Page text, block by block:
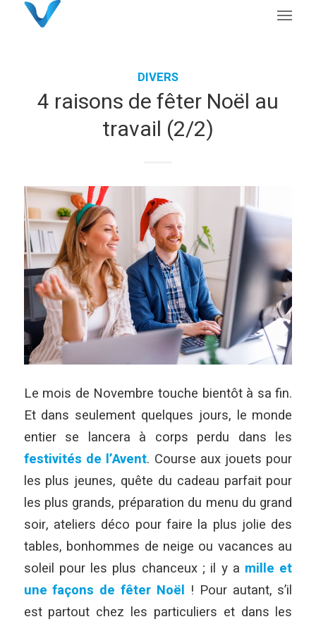
DIVERS
4 raisons de fêter Noël au
travail (2/2)
Le mois de Novembre touche bientôt à sa fin.
Et dans seulement quelques jours, le monde
entier se lancera à corps perdu dans les
festivités de l’Avent. Course aux jouets pour
les plus jeunes, quête du cadeau parfait pour
les plus grands, préparation du menu du grand
soir, ateliers déco pour faire la plus jolie des
tables, bonhommes de neige ou vacances au
soleil pour les plus chanceux ; il y a mille et
une façons de fêter Noël ! Pour autant, s’il
est partout chez les particuliers et dans les